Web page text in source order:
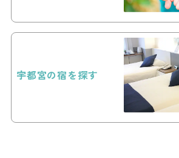
宇都宮の宿を探す